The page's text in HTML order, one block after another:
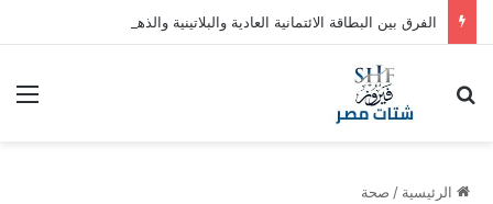
الفرق بين البطاقة الائتمانية العادية والبلاتينية والذهبية في السعودية
بحث عن
الرئيسية / صحة